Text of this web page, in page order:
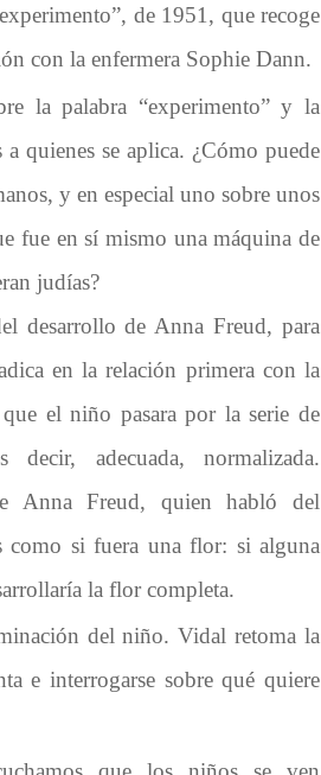
de 1951, que recoge
con la enfermera Sophie Dann.
la palabra “experimento” y la
quienes se aplica. ¿Cómo puede
y en especial uno sobre unos
fue en sí mismo una máquina de
judías?
desarrollo de Anna Freud, para
en la relación primera con la
el niño pasara por la serie de
decir, adecuada, normalizada.
Anna Freud, quien habló del
como si fuera una flor: si alguna
la flor completa.
del niño. Vidal retoma la
e interrogarse sobre qué quiere